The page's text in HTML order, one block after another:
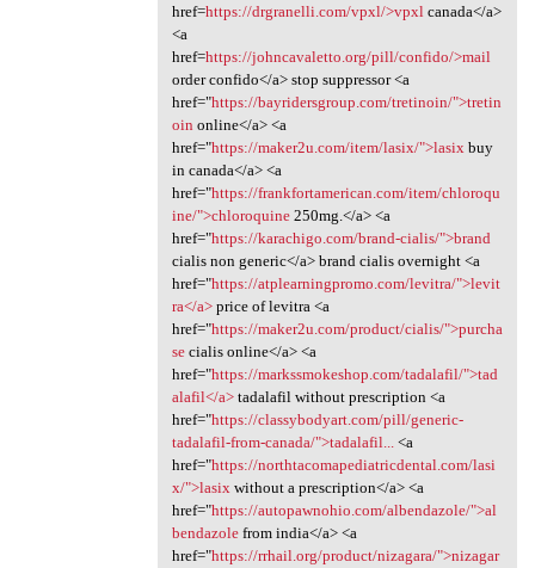
href=https://drgranelli.com/vpxl/>vpxlcanada</a>
<a
href=https://johncavaletto.org/pill/confido/>mail
order confido</a> stop suppressor <a
href="https://bayridersgroup.com/tretinoin/">tretin
oin online</a> <a
href="https://maker2u.com/item/lasix/">lasixbuy
in canada</a> <a
href="https://frankfortamerican.com/item/chloroqu
ine/">chloroquine250mg.</a> <a
href="https://karachigo.com/brand-cialis/">brand
cialis non generic</a> brand cialis overnight <a
href="https://atplearningpromo.com/levitra/">levit
ra</a>price of levitra <a
href="https://maker2u.com/product/cialis/">purcha
secialis online</a> <a
href="https://markssmokeshop.com/tadalafil/">tad
alafil</a>tadalafil without prescription <a
href="https://classybodyart.com/pill/generic-
tadalafil-from-canada/">tadalafil...<a
href="https://northtacomapediatricdental.com/lasi
x/">lasixwithout a prescription</a> <a
href="https://autopawnohio.com/albendazole/">al
bendazolefrom india</a> <a
href="https://rrhail.org/product/nizagara/">nizagar